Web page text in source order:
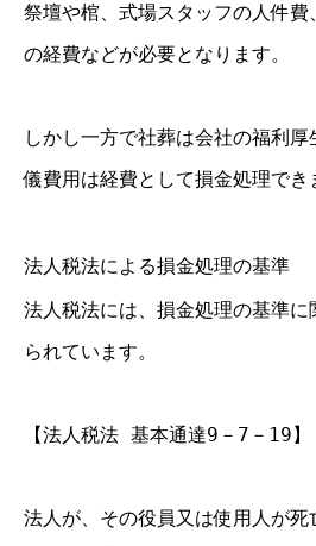
祭壇や棺、式場スタッフの人件費
の経費などが必要となります。
しかし一方で社葬は会社の福利
儀費用は経費として損金処理でき
法人税法による損金処理の基準
法人税法には、損金処理の基準
られています。
【法人税法 基本通達9－7－19】
法人が、その役員又は使用人が